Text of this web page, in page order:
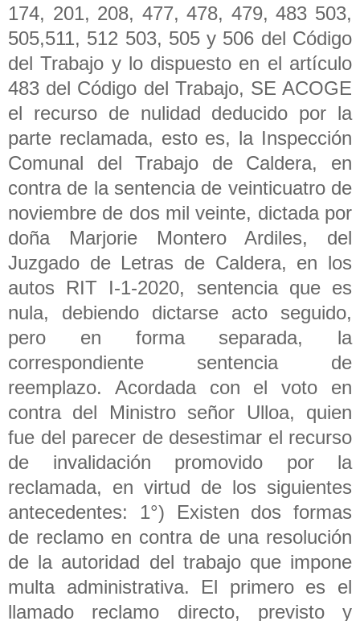
174, 201, 208, 477, 478, 479, 483 503,
505,511, 512 503, 505 y 506 del Código
del Trabajo y lo dispuesto en el artículo
483 del Código del Trabajo, SE ACOGE
el recurso de nulidad deducido por la
parte reclamada, esto es, la Inspección
Comunal del Trabajo de Caldera, en
contra de la sentencia de veinticuatro de
noviembre de dos mil veinte, dictada por
doña Marjorie Montero Ardiles, del
Juzgado de Letras de Caldera, en los
autos RIT I-1-2020, sentencia que es
nula, debiendo dictarse acto seguido,
pero en forma separada, la
correspondiente sentencia de
reemplazo. Acordada con el voto en
contra del Ministro señor Ulloa, quien
fue del parecer de desestimar el recurso
de invalidación promovido por la
reclamada, en virtud de los siguientes
antecedentes: 1°) Existen dos formas
de reclamo en contra de una resolución
de la autoridad del trabajo que impone
multa administrativa. El primero es el
llamado reclamo directo, previsto y